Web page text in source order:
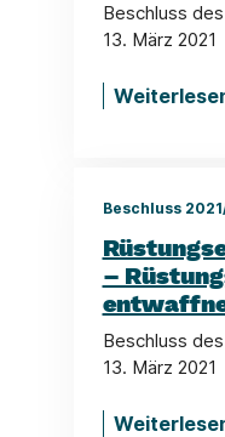
Beschluss
13. März 2021
Beschluss
–
Beschluss
13. März 2021